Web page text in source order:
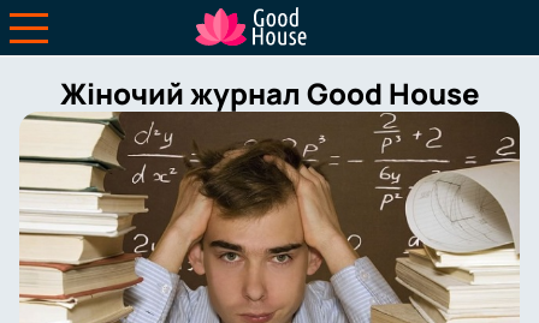
Жіночий журнал Good House